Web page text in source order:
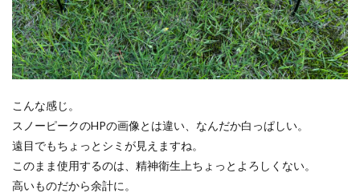
こんな感じ。
スノーピークのHPの画像とは違い、なんだか白っぱしい。
遠目でもちょっとシミが見えますね。
このまま使用するのは、精神衛生上ちょっとよろしくない。
高いものだから余計に。